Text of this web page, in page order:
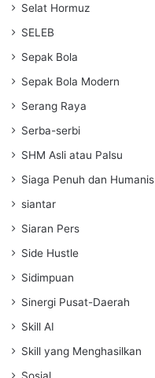
Selat Hormuz
SELEB
Sepak Bola
Sepak Bola Modern
Serang Raya
Serba-serbi
SHM Asli atau Palsu
Siaga Penuh dan Humanis
siantar
Siaran Pers
Side Hustle
Sidimpuan
Sinergi Pusat-Daerah
Skill AI
Skill yang Menghasilkan